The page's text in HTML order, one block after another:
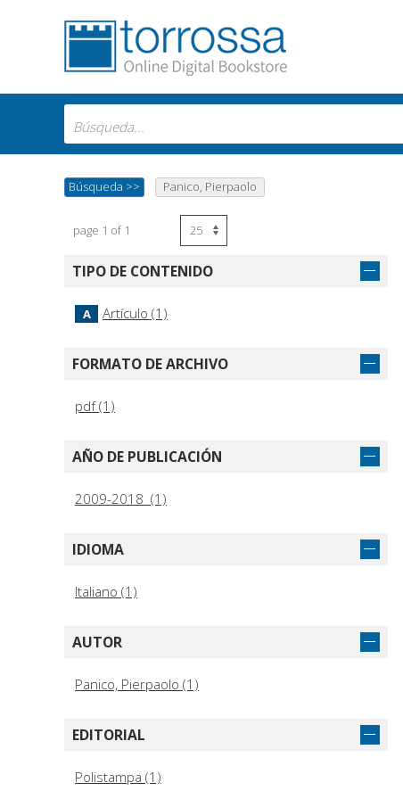
Búsqueda >> Panico, Pierpaolo
page 1 of 1
TIPO DE CONTENIDO
A Artículo (1)
FORMATO DE ARCHIVO
pdf (1)
AÑO DE PUBLICACIÓN
2009-2018 (1)
IDIOMA
Italiano (1)
AUTOR
Panico, Pierpaolo (1)
EDITORIAL
Polistampa (1)